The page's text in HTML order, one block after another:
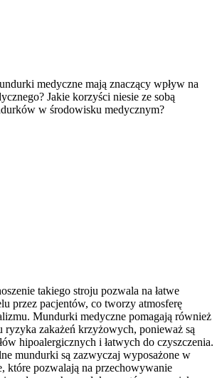
medyczne mają znaczący wpływ na
Jakie korzyści niesie ze sobą
w środowisku medycznym?
takiego stroju pozwala na łatwe
przez pacjentów, co tworzy atmosferę
Mundurki medyczne pomagają również
zakażeń krzyżowych, ponieważ są
hipoalergicznych i łatwych do czyszczenia.
mundurki są zazwyczaj wyposażone w
które pozwalają na przechowywanie